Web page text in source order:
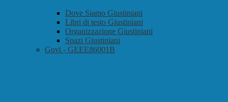
Dove Siamo Giustiniani
Libri di testo Giustiniani
Organizzazione Giustiniani
Spazi Giustiniani
Govi - GEEE86001B